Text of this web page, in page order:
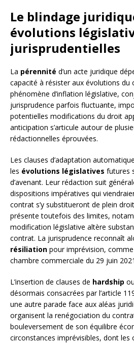
Le blindage
évolutions
jurisprudentielles
La pérennité d’un acte juridique
capacité à résister aux évolutions du
phénomène d’inflation législative,
jurisprudence parfois fluctuante,
potentielles modifications du droit
anticipation s’articule autour de
rédactionnelles éprouvées.
Les clauses d’adaptation
les évolutions législatives futures
d’avenant. Leur rédaction suit
dispositions impératives qui
contrat s’y substitueront de plein
présente toutefois des limites,
modification législative altère
contrat. La jurisprudence reconnaît
résiliation pour imprévision, comme
chambre commerciale du 29 juin
L’insertion de clauses de hardship
désormais consacrées par l’article
une autre parade face aux aléas
organisent la renégociation du
bouleversement de son équilibre
circonstances imprévisibles, dont les